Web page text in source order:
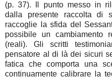
(p. 37). Il punto messo in
dalla presente raccolta di
raccoglie la sfida del
possibile un cambiamento
(reali). Gli scritti
pensatore al di là dei sicuri
fatica che comporta una
continuamente calibrare la